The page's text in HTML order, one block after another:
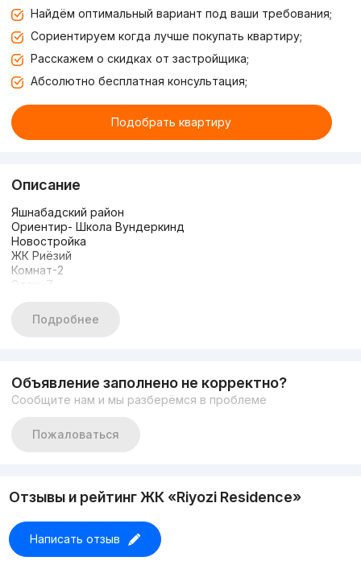
Найдём оптимальный вариант под ваши требования;
Сориентируем когда лучше покупать квартиру;
Расскажем о скидках от застройщика;
Абсолютно бесплатная консультация;
Подобрать квартиру
Описание
Яшнабадский район
Ориентир- Школа Вундеркинд
Новостройка
ЖК Риёзий
Комнат-2
Этаж-7
Площадь-72 кв.м
Состояние-коробка
Подробнее
Объявление заполнено не корректно?
Сообщите нам и мы разберёмся в проблеме
Пожаловаться
Отзывы и рейтинг ЖК «Riyozi Residence»
Написать отзыв